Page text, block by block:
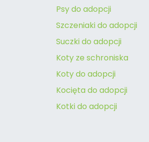
Psy do adopcji
Szczeniaki do adopcji
Suczki do adopcji
Koty ze schroniska
Koty do adopcji
Kocięta do adopcji
Kotki do adopcji